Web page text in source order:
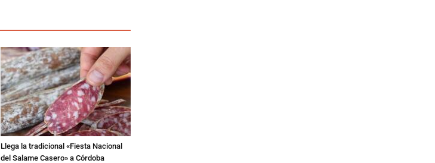
Llega la tradicional «Fiesta Nacional
del Salame Casero» a Córdoba